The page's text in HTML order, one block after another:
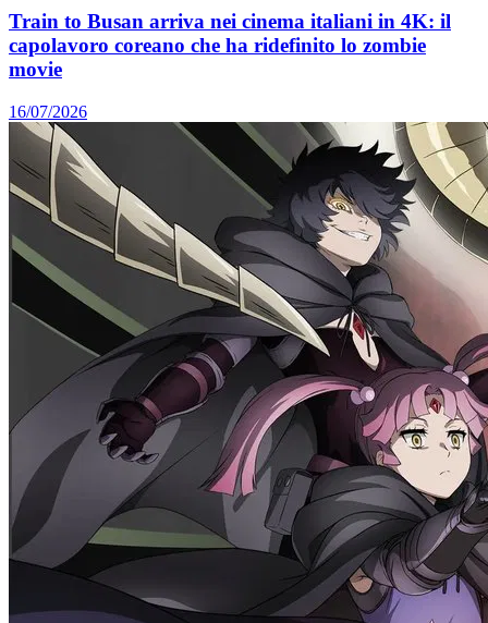
Train to Busan arriva nei cinema italiani in 4K: il
capolavoro coreano che ha ridefinito lo zombie
movie
16/07/2026